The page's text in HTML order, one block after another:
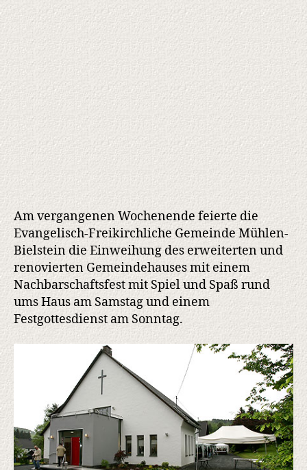
Am vergangenen Wochenende feierte die
Evangelisch-Freikirchliche Gemeinde Mühlen-
Bielstein die Einweihung des erweiterten und
renovierten Gemeindehauses mit einem
Nachbarschaftsfest mit Spiel und Spaß rund
ums Haus am Samstag und einem
Festgottesdienst am Sonntag.